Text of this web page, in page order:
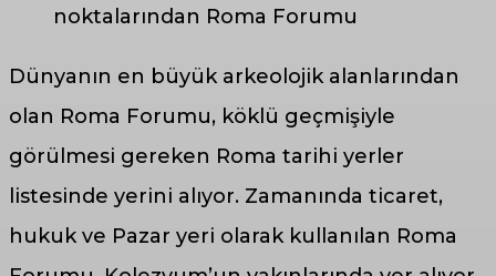
noktalarından Roma Forumu
Dünyanın en büyük arkeolojik alanlarından
olan Roma Forumu, köklü geçmişiyle
görülmesi gereken Roma tarihi yerler
listesinde yerini alıyor. Zamanında ticaret,
hukuk ve Pazar yeri olarak kullanılan Roma